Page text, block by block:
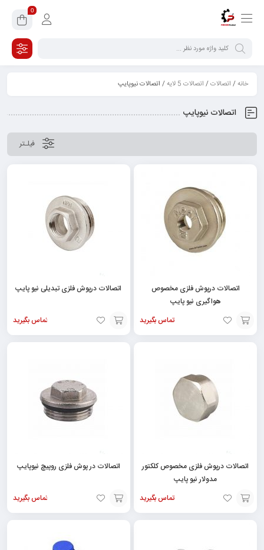
0
خانه/ اتصالات/ اتصالات 5 لایه / اتصالات نیوپایپ
اتصالات نیوپایپ
فیلـتر
اتصالات درپوش فلزی مخصوص
هواگیری نیو پایپ
تماس بگیرید
افزودن
اتصالات درپوش فلزی تبدیلی نیو پایپ
تماس بگیرید
افزودن
اتصالات درپوش فلزی مخصوص کلکتور
مدولار نیو پایپ
تماس بگیرید
افزودن
اتصالات در پوش فلزی روپیچ نیوپایپ
تماس بگیرید
افزودن